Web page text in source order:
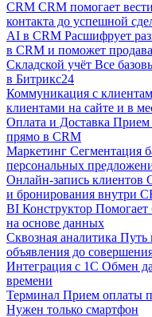
CRM CRM помогает
контакта до успешной
AI в CRM Расшифрует
в CRM и поможет
Складской учёт Все
в Битрикс24
Коммуникация с
клиентами на сайте и в
Оплата и Доставка Прием
прямо в CRM
Маркетинг Сегментация
персональных
Онлайн-запись клиентов
и бронирования внутри
BI Конструктор Помогает
на основе данных
Сквозная аналитика Путь
объявления до
Интеграция с 1С Обмен
времени
Терминал Прием оплаты
Нужен только смартфон